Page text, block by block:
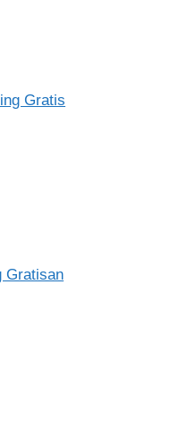
Gratis
Gratisan